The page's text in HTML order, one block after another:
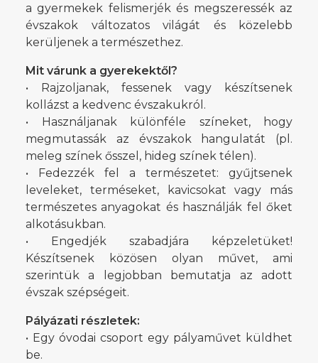
a gyermekek felismerjék és megszeressék az
évszakok változatos világát és közelebb
kerüljenek a természethez.
Mit várunk a gyerekektől?
• Rajzoljanak, fessenek vagy készítsenek
kollázst a kedvenc évszakukról.
• Használjanak különféle színeket, hogy
megmutassák az évszakok hangulatát (pl.
meleg színek ősszel, hideg színek télen).
• Fedezzék fel a természetet: gyűjtsenek
leveleket, terméseket, kavicsokat vagy más
természetes anyagokat és használják fel őket
alkotásukban.
• Engedjék szabadjára képzeletüket!
Készítsenek közösen olyan művet, ami
szerintük a legjobban bemutatja az adott
évszak szépségeit.
Pályázati részletek:
• Egy óvodai csoport egy pályaművet küldhet
be.